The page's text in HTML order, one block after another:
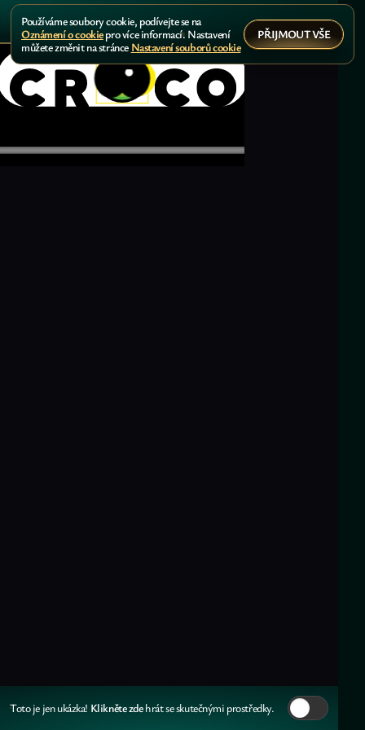
Toto je jen ukázka! Klikněte zdehrát se skutečnými prostředky.
Používáme soubory cookie, podívejte se na
Oznámení o cookiepro více informací. Nastavení
můžete změnit na stránce Nastavení souborů cookie
PŘIJMOUT VŠE